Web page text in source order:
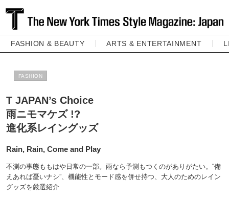
FASHION & BEAUTY ARTS & ENTERTAINMENT
FASHION
T JAPAN’s Choice
雨ニモマケズ !?
進化系レイングッズ
Rain, Rain, Come and Play
不測の事態ももはや日常の一部。雨なら予測もつくのがありがたい。“備
えあれば憂いナシ”、機能性とモード感を併せ持つ、大人のためのレイン
グッズを厳選紹介